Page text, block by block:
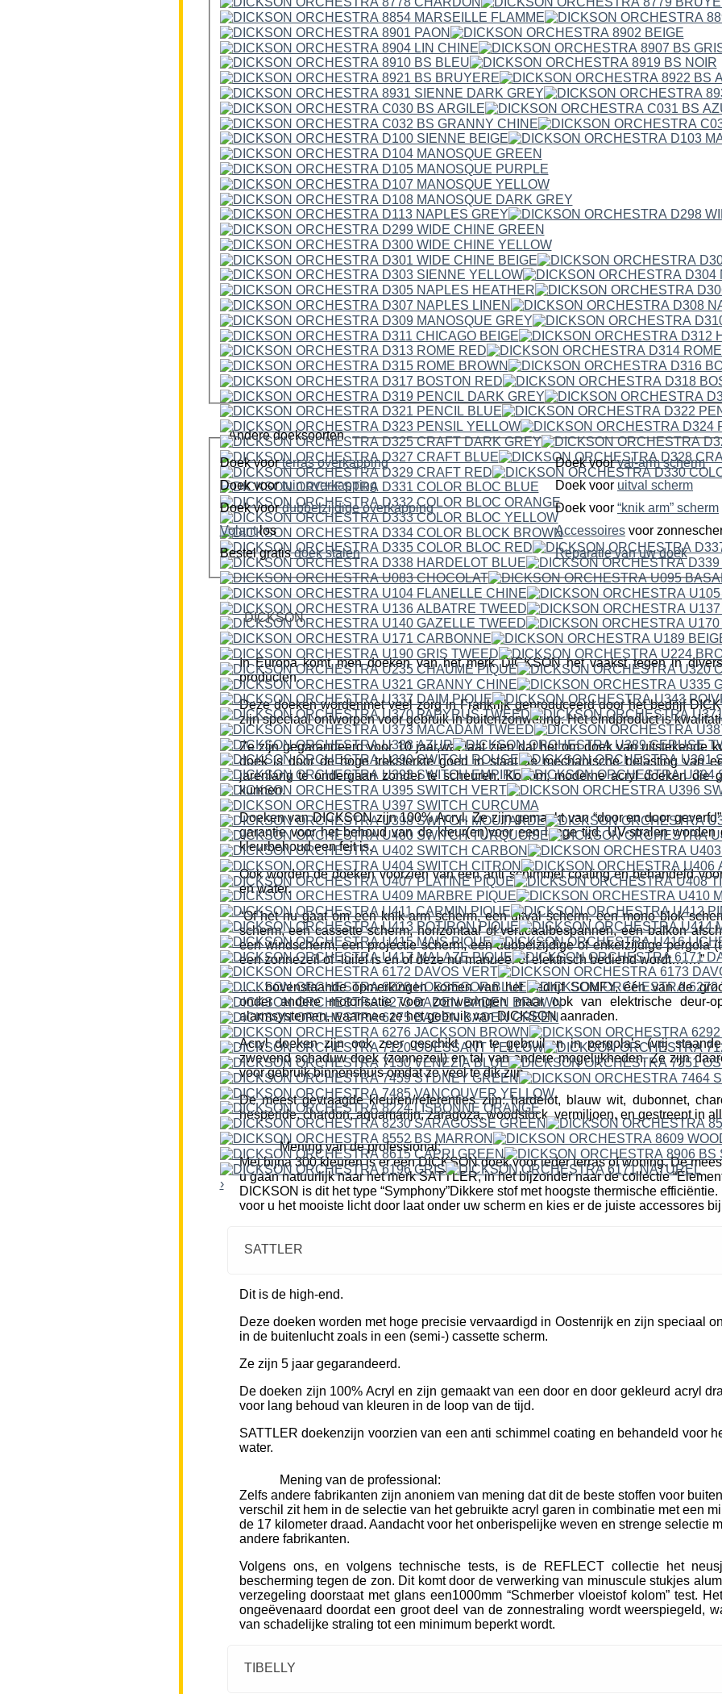
›
Andere doeksoorten
Doek voorterras overkapping Doek voor
val-arm scherm
Doek voor
tuin overkapping Doek voor
uitval scherm
Doek voor
dubbelzijdige overkapping Doek voor
“knik arm” scherm
Volantlos Accessoires voor
Bestel gratis doek stalen Reparatie van uw doek
DICKSON
In Europa komt men doeken van het merk DICKSON het vaakst tegen in
producten.
Deze doeken wordenmet veel zorg in Frankrijk geproduceerd door het bedrijf
zijn speciaal ontworpen voor gebruik in buitenzonwering. Het eindproduct is
Ze zijn gegarandeerd voor 10 jaar,wat laat zien dat het om doek van uitstekende
doek is door de hoge treksterkte goed in staat de mechanische belasting van
jarenlang te ondergaan zonder te scheuren. Kortom; moderne acryl doeken die
kunnen.
Doeken van DICKSON zijn 100% Acryl. Ze zijn gemaakt van “door en door
garantie voor het behoud van de kleur(en)voor een lange tijd. UV-stralen worden
kleurbehoud een feit is.
Ook worden de doeken voorzien van een anti schimmel coating en behandeld
en water.
“Of het nu gaat om een knik-arm scherm, een uitval scherm, een mono blok
scherm, een cassette scherm, horizontaal of verticaalbespannen, een balkon
een windscherm, een projectie scherm, een dubbelzijdige of enkelzijdige pergola
een zonnezeil of -luifel is en of deze nu manueel of elektrisch bediend wordt…….”
……bovenstaande opmerkingen komen van het bedrijf SOMFY, één van de
onder andere motorisatie voor zonweringen maar ook van elektrische deur-
alarmsystemen, waarmee ze het gebruik van DICKSON aanraden.
Acryl doeken zijn ook zeer geschikt om te gebruiken in pergola’s (vrij
zwevend schaduw doek (zonnezeil) en tal van andere mogelijkheden. Ze zijn
voor gebruik binnenshuis omdat ze veel te dik zijn.
De meest gevraagde kleuren/referenties zijn: hardelot, blauw wit, dubonnet,
hesperide, chardon, aquamarijn, zaragoza, woodstock, vermiljoen, en gestreept in
Mening van de professional:
Met bijna 300 kleuren is er een DICKSON doek voor ieder terras of woning. De
u gaan natuurlijk naar het merk SATTLER, in het bijzonder naar de collectie
DICKSON is dit het type “Symphony”Dikkere stof met hoogste thermische
voor u het mooiste licht door laat onder uw scherm en kies er de juiste accessores
SATTLER
Dit is de high-end.
Deze doeken worden met hoge precisie vervaardigd in Oostenrijk en zijn speciaal
in de buitenlucht zoals in een (semi-) cassette scherm.
Ze zijn 5 jaar gegarandeerd.
De doeken zijn 100% Acryl en zijn gemaakt van een door en door gekleurd acryl
voor lang behoud van kleuren in de loop van de tijd.
SATTLER doekenzijn voorzien van een anti schimmel coating en behandeld voor
water.
Mening van de professional:
Zelfs andere fabrikanten zijn anoniem van mening dat dit de beste stoffen voor
verschil zit hem in de selectie van het gebruikte acryl garen in combinatie met een
de 17 kilometer draad. Aandacht voor het onberispelijke weven en strenge selectie
andere fabrikanten.
Volgens ons, en volgens technische tests, is de REFLECT collectie het
bescherming tegen de zon. Dit komt door de verwerking van minuscule stukjes
verzegeling doorstaat met glans een1000mm “Schmerber vloeistof kolom” test.
ongeëvenaard doordat een groot deel van de zonnestraling wordt weerspiegeld,
van schadelijke straling tot een minimum beperkt wordt.
TIBELLY